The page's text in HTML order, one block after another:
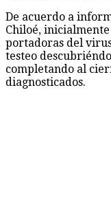
De acuerdo a
Chiloé,
portadoras del
testeo
completando al
diagnosticados.